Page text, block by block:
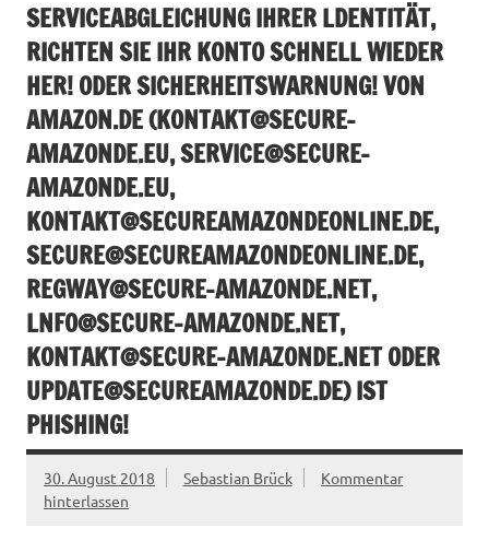
SERVICEABGLEICHUNG IHRER LDENTITÄT,
RICHTEN SIE IHR KONTO SCHNELL WIEDER
HER! ODER SICHERHEITSWARNUNG! VON
AMAZON.DE (KONTAKT@SECURE-
AMAZONDE.EU,SERVICE@SECURE-
AMAZONDE.EU,
KONTAKT@SECUREAMAZONDEONLINE.DE,
SECURE@SECUREAMAZONDEONLINE.DE,
REGWAY@SECURE-AMAZONDE.NET,
LNFO@SECURE-AMAZONDE.NET,
KONTAKT@SECURE-AMAZONDE.NETODER
UPDATE@SECUREAMAZONDE.DE) IST
PHISHING!
30. August 2018 Sebastian Brück
Kommentar
hinterlassen